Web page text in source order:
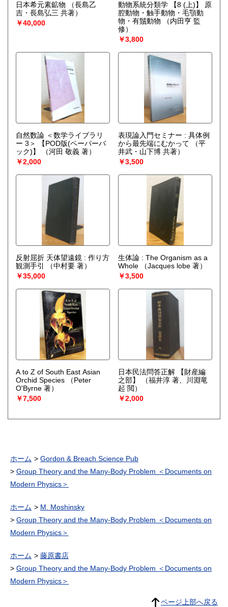
日本希元素鉱物
（長島乙
吉・長島弘三 共著）
￥40,000
動物系統分類学 【8 (上)】 原
腔動物・触手動物・毛顎動
物・有鬚動物
（内田亨 監
修）
￥3,800
自然数論 ＜数学ライブラリ
ー 3＞ 【POD版(ペーパーバ
ック)】
（河田 敬義 著）
￥2,000
表現論入門セミナー : 具体例
から最先端にむかって
（平
井武・山下博 共著）
￥3,500
反射屈折 天体望遠鏡 : 作り方
観測手引
（中村要 著）
￥35,000
生体論 : The Organism as a
Whole
（Jacques lobe 著）
￥3,500
A to Z of South East Asian
Orchid Species
（Peter
O'Byrne 著）
￥7,500
日本民法問答正解 【財産編
之部】
（福井淳 著、川淵竜
起 閲）
￥2,000
ホーム
Gordon & Breach Science Pub
Group Theory and the Many-Body Problem ＜Documents on
Modern Physics＞
ホーム
M. Moshinsky
Group Theory and the Many-Body Problem ＜Documents on
Modern Physics＞
ホーム
藤原書店
Group Theory and the Many-Body Problem ＜Documents on
Modern Physics＞
ページ上部へ戻る